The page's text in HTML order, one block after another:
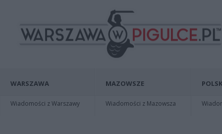
WARSZAWA
Wiadomości z Warszawy
MAZOWSZE
Wiadomości z Mazowsza